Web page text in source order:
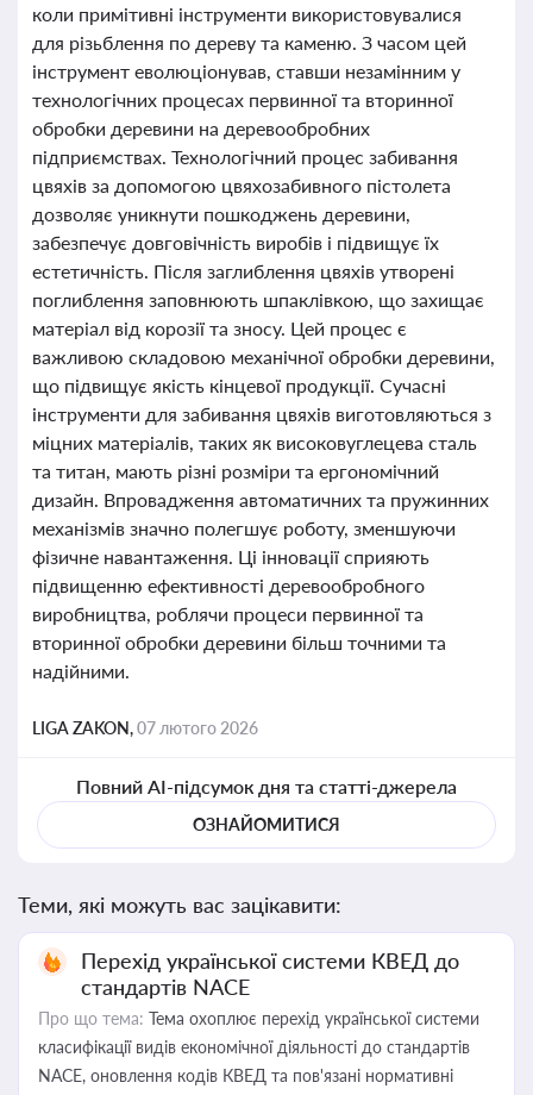
коли примітивні інструменти використовувалися
для різьблення по дереву та каменю. З часом цей
інструмент еволюціонував, ставши незамінним у
технологічних процесах первинної та вторинної
обробки деревини на деревообробних
підприємствах. Технологічний процес забивання
цвяхів за допомогою цвяхозабивного пістолета
дозволяє уникнути пошкоджень деревини,
забезпечує довговічність виробів і підвищує їх
естетичність. Після заглиблення цвяхів утворені
поглиблення заповнюють шпаклівкою, що захищає
матеріал від корозії та зносу. Цей процес є
важливою складовою механічної обробки деревини,
що підвищує якість кінцевої продукції. Сучасні
інструменти для забивання цвяхів виготовляються з
міцних матеріалів, таких як високовуглецева сталь
та титан, мають різні розміри та ергономічний
дизайн. Впровадження автоматичних та пружинних
механізмів значно полегшує роботу, зменшуючи
фізичне навантаження. Ці інновації сприяють
підвищенню ефективності деревообробного
виробництва, роблячи процеси первинної та
вторинної обробки деревини більш точними та
надійними.
LIGA ZAKON,07 лютого 2026
Повний AI-підсумок дня та статті-джерела
ОЗНАЙОМИТИСЯ
Теми, які можуть вас зацікавити:
Перехід української системи КВЕД до
стандартів NACE
Про що тема: Тема охоплює перехід української системи
класифікації видів економічної діяльності до стандартів
NACE, оновлення кодів КВЕД та пов'язані нормативні